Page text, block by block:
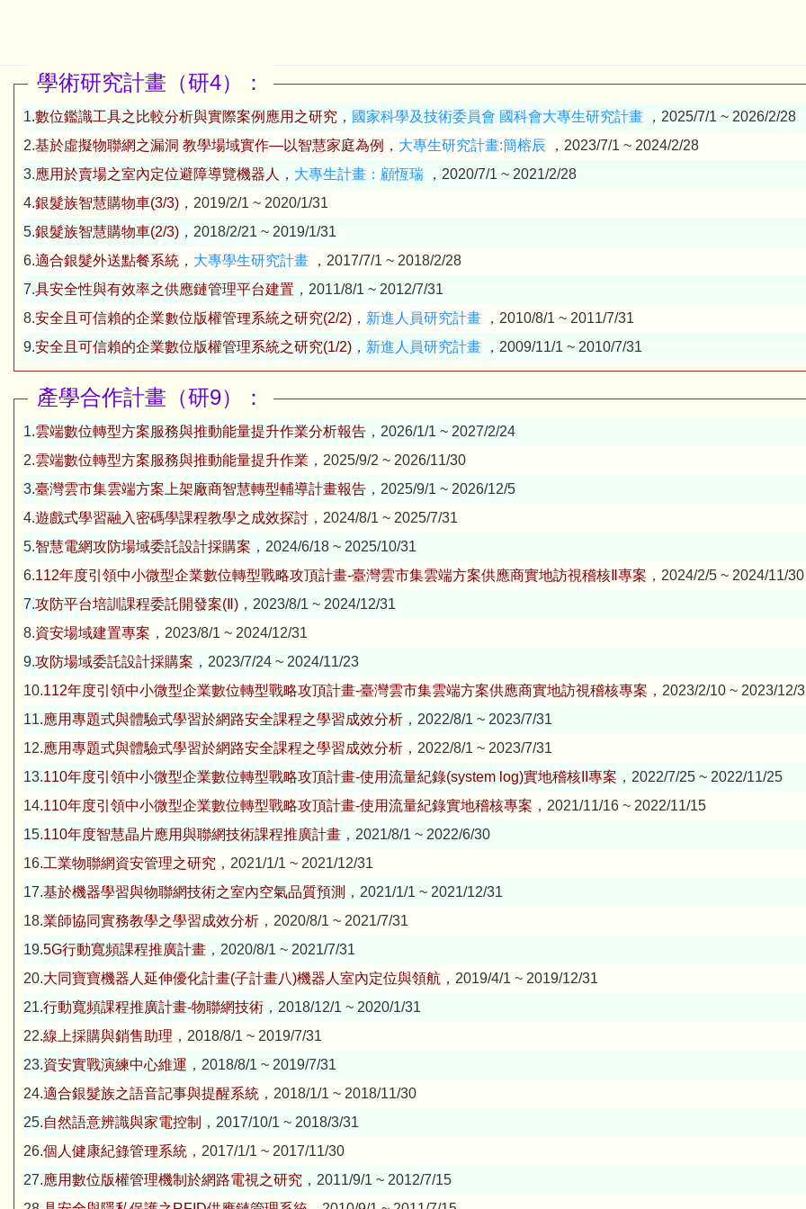
學術研究計畫（研4）：
1.數位鑑識工具之比較分析與實際案例應用之研究 ， 國家科學及技術委員會 國科會大專生研究計畫
，2025/7/1 ~ 2026/2/28
2.基於虛擬物聯網之漏洞 教學場域實作—以智慧家庭為例 ， 大專生研究計畫:簡榕辰
，2023/7/1 ~ 2024/2/28
3.應用於賣場之室內定位避障導覽機器人 ， 大專生計畫：顧恆瑞
，2020/7/1 ~ 2021/2/28
4.銀髮族智慧購物車(3/3) ，2019/2/1 ~ 2020/1/31
5.銀髮族智慧購物車(2/3) ，2018/2/21 ~ 2019/1/31
6.適合銀髮外送點餐系統 ， 大專學生研究計畫
，2017/7/1 ~ 2018/2/28
7.具安全性與有效率之供應鏈管理平台建置 ，2011/8/1 ~ 2012/7/31
8.安全且可信賴的企業數位版權管理系統之研究(2/2) ， 新進人員研究計畫
，2010/8/1 ~ 2011/7/31
9.安全且可信賴的企業數位版權管理系統之研究(1/2) ， 新進人員研究計畫 ，2009/11/1 ~ 2010/7/31
產學合作計畫（研9）：
1.雲端數位轉型方案服務與推動能量提升作業分析報告 ，2026/1/1 ~ 2027/2/24
2.雲端數位轉型方案服務與推動能量提升作業 ，2025/9/2 ~ 2026/11/30
3.​臺灣雲市集雲端方案上架廠商智慧轉型輔導計畫報告 ，2025/9/1 ~ 2026/12/5
4.遊戲式學習融入密碼學課程教學之成效探討 ，2024/8/1 ~ 2025/7/31
5.智慧電網攻防場域委託設計採購案 ，2024/6/18 ~ 2025/10/31
6.112年度引領中小微型企業數位轉型戰略攻頂計畫-臺灣雲市集雲端方案供應商實地訪視稽核Ⅱ專案 ，2024/2/5 ~ 2024/11/30
7.攻防平台培訓課程委託開發案(Ⅱ) ，2023/8/1 ~ 2024/12/31
8.資安場域建置專案 ，2023/8/1 ~ 2024/12/31
9.攻防場域委託設計採購案 ，2023/7/24 ~ 2024/11/23
10.112年度引領中小微型企業數位轉型戰略攻頂計畫-臺灣雲市集雲端方案供應商實地訪視稽核專案 ，2023/2/10 ~ 2023/12/
11.應用專題式與體驗式學習於網路安全課程之學習成效分析 ，2022/8/1 ~ 2023/7/31
12.應用專題式與體驗式學習於網路安全課程之學習成效分析 ，2022/8/1 ~ 2023/7/31
13.110年度引領中小微型企業數位轉型戰略攻頂計畫-使用流量紀錄(system log)實地稽核II專案 ，2022/7/25 ~ 2022/11/25
14.110年度引領中小微型企業數位轉型戰略攻頂計畫-使用流量紀錄實地稽核專案 ，2021/11/16 ~ 2022/11/15
15.110年度智慧晶片應用與聯網技術課程推廣計畫 ，2021/8/1 ~ 2022/6/30
16.工業物聯網資安管理之研究 ，2021/1/1 ~ 2021/12/31
17.基於機器學習與物聯網技術之室內空氣品質預測 ，2021/1/1 ~ 2021/12/31
18.業師協同實務教學之學習成效分析 ，2020/8/1 ~ 2021/7/31
19.5G行動寬頻課程推廣計畫 ，2020/8/1 ~ 2021/7/31
20.大同寶寶機器人延伸優化計畫(子計畫八)機器人室內定位與領航 ，2019/4/1 ~ 2019/12/31
21.行動寬頻課程推廣計畫-物聯網技術 ，2018/12/1 ~ 2020/1/31
22.線上採購與銷售助理 ，2018/8/1 ~ 2019/7/31
23.資安實戰演練中心維運 ，2018/8/1 ~ 2019/7/31
24.適合銀髮族之語音記事與提醒系統 ，2018/1/1 ~ 2018/11/30
25.自然語意辨識與家電控制
，2017/10/1 ~ 2018/3/31
26.個人健康紀錄管理系統 ，2017/1/1 ~ 2017/11/30
27.應用數位版權管理機制於網路電視之研究 ，2011/9/1 ~ 2012/7/15